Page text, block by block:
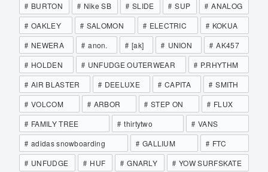
BURTON Nike SB SLIDE SUP
ANALOG
OAKLEY
SALOMON ELECTRIC
KOKUA
NEWERA
anon. [ak] UNION
AK457
HOLDEN
UNFUDGE OUTERWEAR
P.RHYTHM
AIR BLASTER
DEELUXE CAPITA
SMITH
VOLCOM
ARBOR STEP ON
FLUX
FAMILY TREE
thirtytwo
VANS
adidas snowboarding
GALLIUM
FTC
UNFUDGE
HUF GNARLY
YOW SURFSKATE